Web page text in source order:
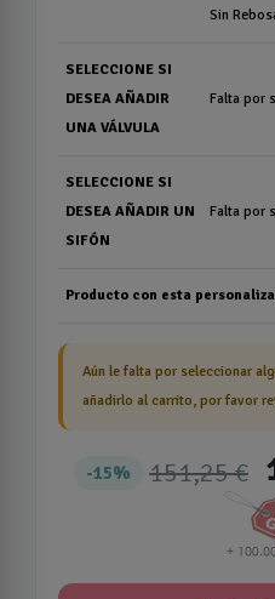
Sin
SELECCIONE SI
DESEA AÑADIR
UNA VÁLVULA
Falta por
SELECCIONE SI
DESEA AÑADIR UN
SIFÓN
Falta por
Producto con esta
Aún le falta por seleccionar
añadirlo al carrito, por favor
15% 151,25 €